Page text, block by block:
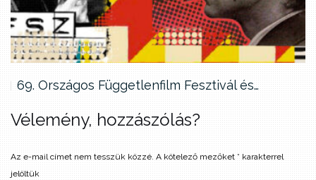
69. Országos Függetlenfilm Fesztivál és…
Vélemény, hozzászólás?
Az e-mail címet nem tesszük közzé. A kötelező mezőket * karakterrel
jelöltük